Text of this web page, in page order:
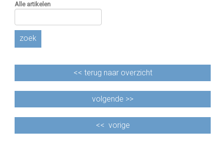
Alle artikelen
zoek
<< terug naar overzicht
volgende >>
<< vorige